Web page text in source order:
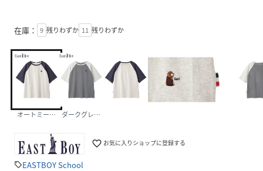
在庫： 9 残りわずか 11 残りわずか
オートミール×ネイビーダークグレー×オートミール
favorite_border お気に入りショップに登録する
sellEASTBOY School